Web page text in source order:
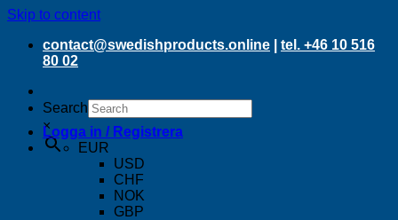
Skip to content
contact@swedishproducts.online
tel. +46 10 516
80 02
Search
×Logga in / Registrera
EUR
USD
CHF
NOK
GBP